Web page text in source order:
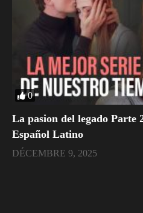
0
La pasion del legado Parte
Español Latino
DÉCEMBRE 9, 2025